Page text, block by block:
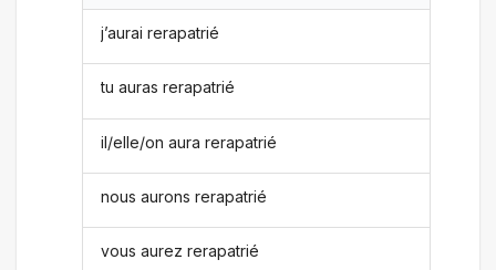
j’aurai rerapatrié
tu auras rerapatrié
il/elle/on aura rerapatrié
nous aurons rerapatrié
vous aurez rerapatrié